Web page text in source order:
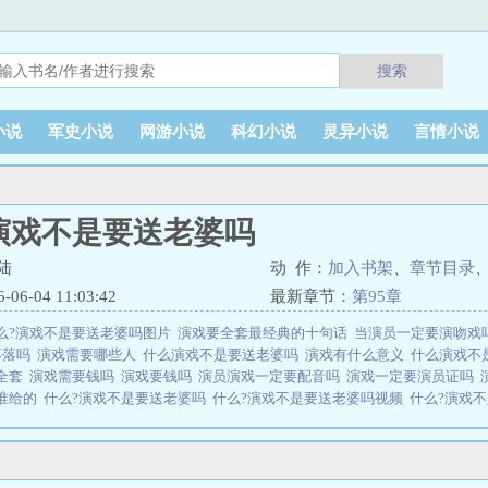
搜索
说 军史小说 网游小说 科幻小说 灵异小说 言情小说
戏不是要送老婆吗
动 作： 加入书架 章节目录
06-04 11:03:42
最新章节： 第95章
?演戏不是要送老婆吗图片 演戏要全套最经典的十句话 当演员一定要演吻
吗 演戏需要哪些人 什么演戏不是要送老婆吗 演戏有什么意义 什么演戏
套 演戏需要钱吗 演戏要钱吗 演员演戏一定要配音吗 演戏一定要演员证吗
给的 什么?演戏不是要送老婆吗 什么?演戏不是要送老婆吗视频 什么?演戏
百万粉网红兼太子爷陆见绥，打赌输了被迫出演双男主剧。面对亲密